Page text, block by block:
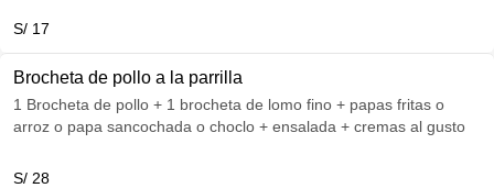
S/ 17
Brocheta de pollo a la parrilla
1 Brocheta de pollo + 1 brocheta de lomo fino + papas fritas o
arroz o papa sancochada o choclo + ensalada + cremas al gusto
S/ 28